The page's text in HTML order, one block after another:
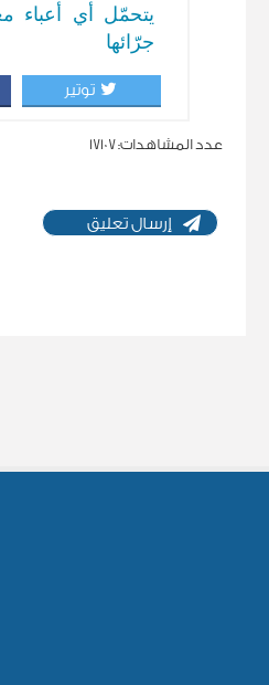
يتحمّل أي أعباء
جرّائها
توتير
عدد المشاهدات:17107
إرسال تعليق